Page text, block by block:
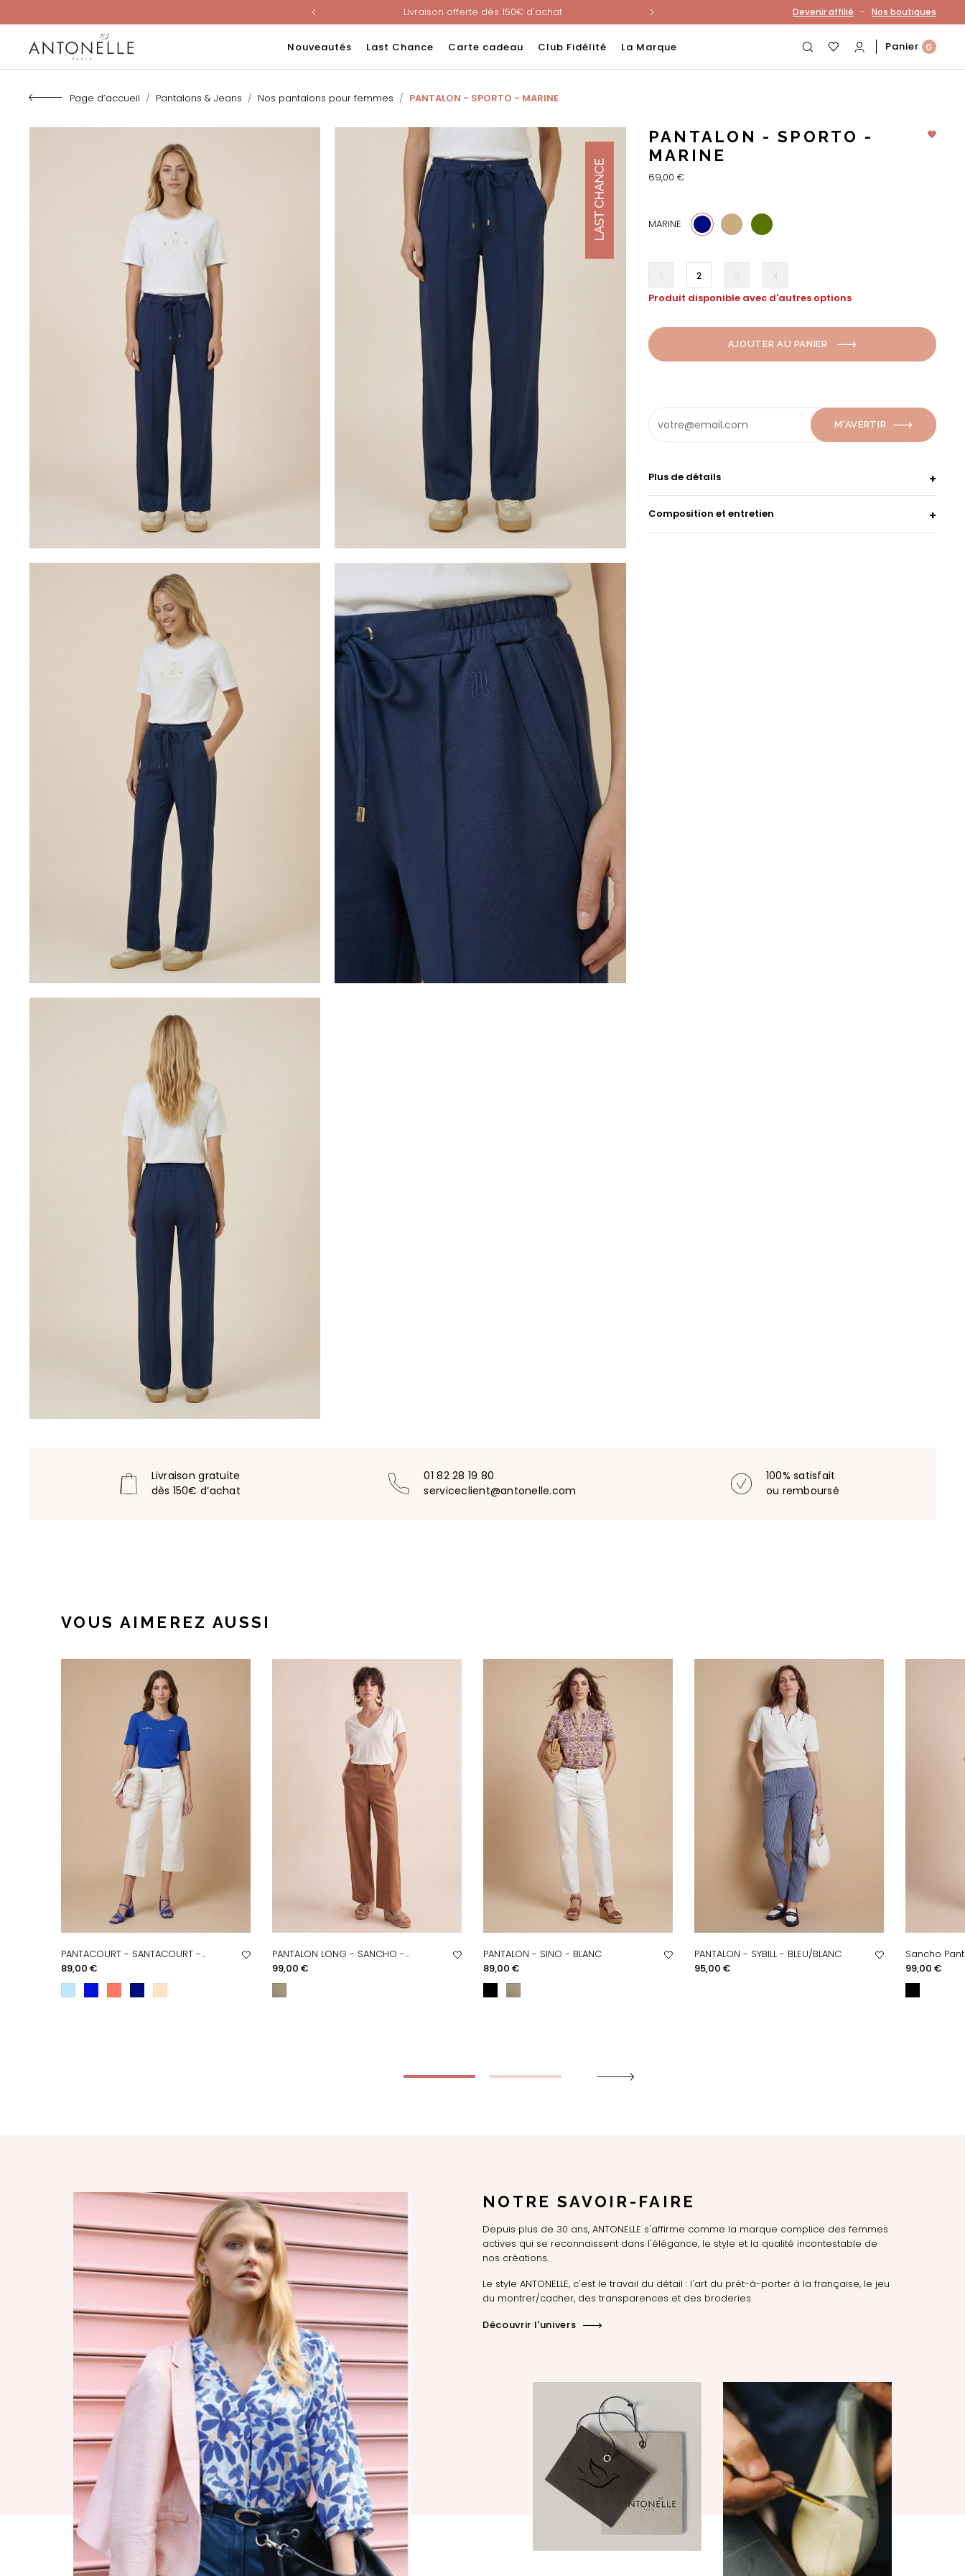
Livraison offerte dès 150€ d'achat
Nouveau ! Paiement en 3 ou 4 fois sans frais avec ALMA !
Livraison offerte dès 150€ d'achat
Nouveau ! Paiement en 3 ou 4 fois sans frais avec ALMA !
Devenir affilié - Nos boutiques
Nouveautés Last Chance Carte cadeau Club Fidélité La Marque Panier 0
Page d’accueil Pantalons & Jeans Nos pantalons pour femmes PANTALON - SPORTO - MARINE
PANTALON - SPORTO -
MARINE
69,00 €
MARINE 5 68
2
Produit disponible avec d'autres options
AJOUTER AU PANIER
M'AVERTIR
Plus de détails
Composition et entretien
Livraison gratuite
dès 150€ d’achat
01 82 28 19 80
serviceclient@antonelle.com
100% satisfait
ou remboursé
VOUS AIMEREZ AUSSI
PANTACOURT - SANTACOURT -...
Prix
89,00 €
PANTALON LONG - SANCHO -...
Prix
99,00 €
PANTALON - SINO - BLANC
Prix
89,00 €
PANTALON - SYBILL - BLEU/BLANC
Prix
95,00 €
Sancho
Prix
99,00 €
NOTRE SAVOIR-FAIRE
Depuis plus de 30 ans, ANTONELLE s'affirme comme la marque complice des femmes
actives qui se reconnaissent dans l'élégance, le style et la qualité incontestable de
nos créations.
Le style ANTONELLE, c'est le travail du détail : l'art du prêt-à-porter à la française, le jeu
du montrer/cacher, des transparences et des broderies.
Découvrir l'univers